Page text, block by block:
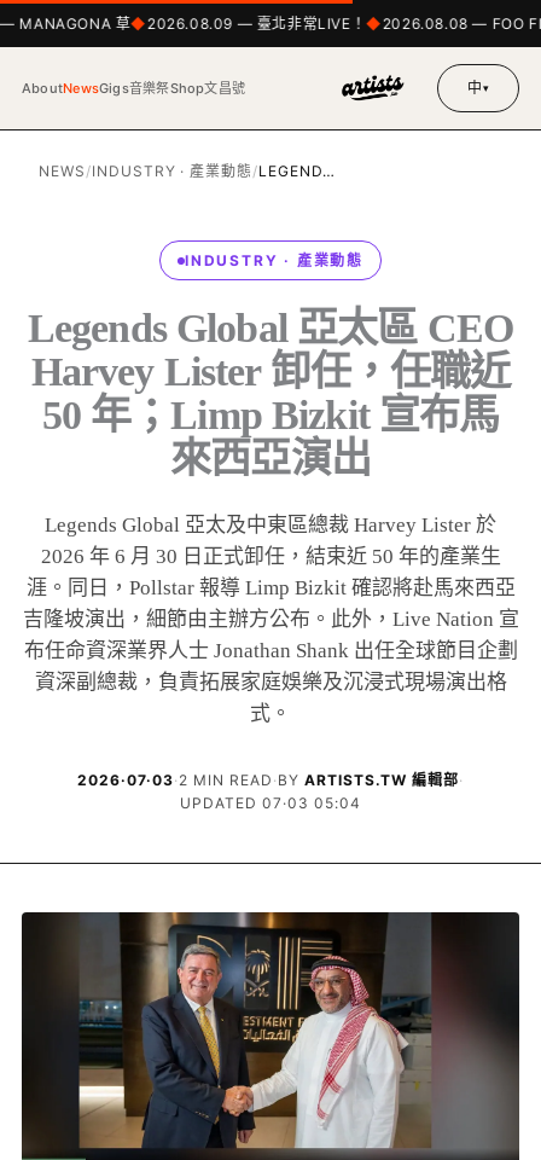
MANAGONA 草 2026.08.09 — 臺北非常LIVE！ 2026.08.08 — FOO
AboutNewsGigs音樂祭Shop文昌號 中▾
NEWS /INDUSTRY · 產業動態 /LEGEND…
INDUSTRY · 產業動態
Legends Global 亞太區 CEO
Harvey Lister 卸任，任職近
50 年；Limp Bizkit 宣布馬
來西亞演出
Legends Global 亞太及中東區總裁 Harvey Lister 於
2026 年 6 月 30 日正式卸任，結束近 50 年的產業生
涯。同日，Pollstar 報導 Limp Bizkit 確認將赴馬來西亞
吉隆坡演出，細節由主辦方公布。此外，Live Nation 宣
布任命資深業界人士 Jonathan Shank 出任全球節目企劃
資深副總裁，負責拓展家庭娛樂及沉浸式現場演出格
式。
2026·07·03· 2 MIN READ · BY ARTISTS.TW 編輯部·
UPDATED 07·03 05:04